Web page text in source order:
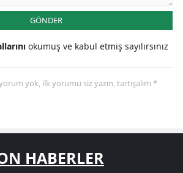
GÖNDER
okumuş ve kabul etmiş sayılırsınız
yok, ilk yorumu siz yazın, tartışalım *
HABERLER